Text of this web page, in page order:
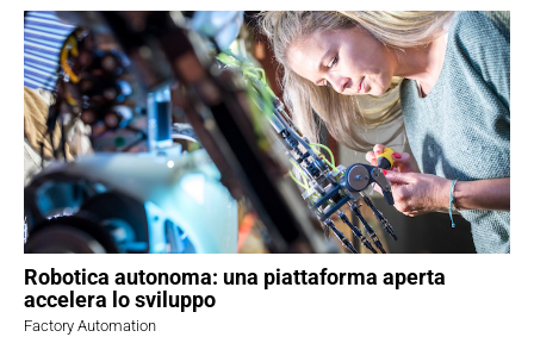
Robotica autonoma: una piattaforma aperta
accelera lo sviluppo
Factory Automation